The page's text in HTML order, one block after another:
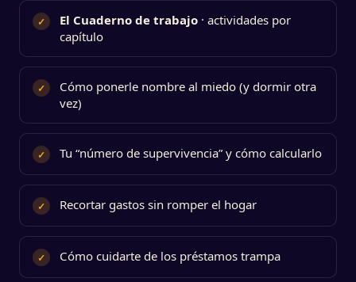
✓ El Cuaderno de trabajo · actividades por
capítulo
✓
Cómo ponerle nombre al miedo (y dormir otra
vez)
✓ Tu “número de supervivencia” y cómo calcularlo
✓ Recortar gastos sin romper el hogar
✓ Cómo cuidarte de los préstamos trampa